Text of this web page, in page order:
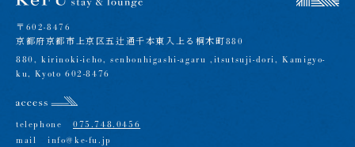
〒602-8476
京都府京都市上京区五辻通千本東入上る桐木町880
880, kirinoki-icho, senbonhigashi-agaru ,itsutsuji-dori, Kamigyo-
ku, Kyoto 602-8476
telephone 075.748.0456
mail info@ke-fu.jp